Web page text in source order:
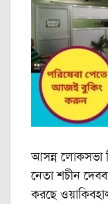
আসন্ন লোকসভা
নেতা শচীন
করছে